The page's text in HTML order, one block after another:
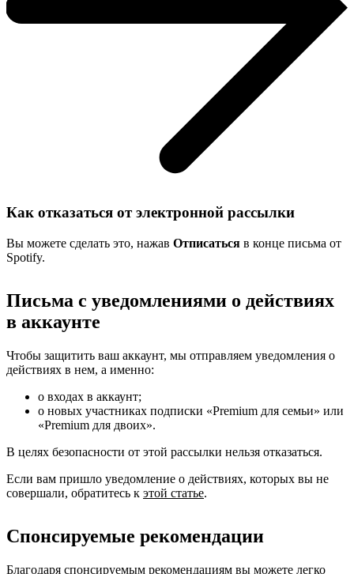
Как отказаться от электронной рассылки
Вы можете сделать это, нажав Отписаться в конце письма от
Spotify.
Письма с уведомлениями о действиях
в аккаунте
Чтобы защитить ваш аккаунт, мы отправляем уведомления о
действиях в нем, а именно:
о входах в аккаунт;
о новых участниках подписки «Premium для семьи» или
«Premium для двоих».
В целях безопасности от этой рассылки нельзя отказаться.
Если вам пришло уведомление о действиях, которых вы не
совершали, обратитесь к этой статье.
Спонсируемые рекомендации
Благодаря спонсируемым рекомендациям вы можете легко